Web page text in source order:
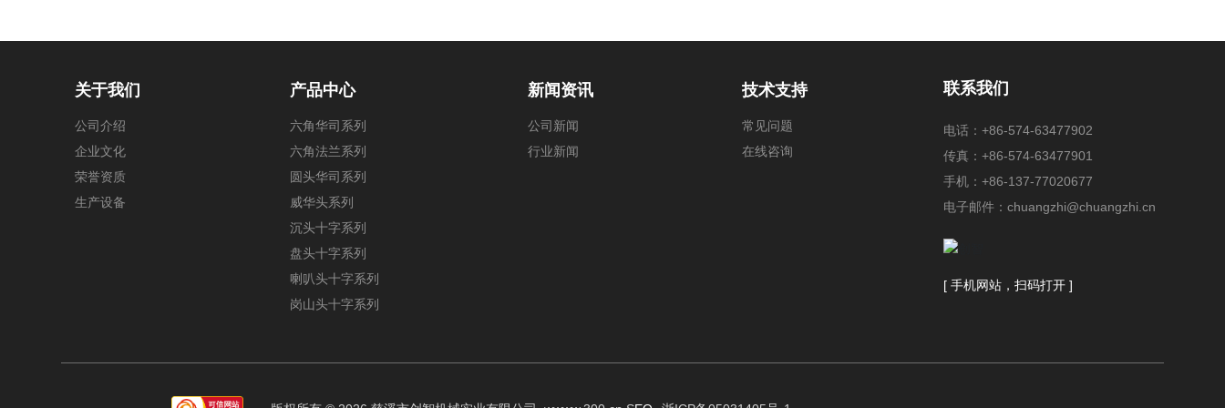
关于我们
公司介绍
企业文化
荣誉资质
生产设备
产品中心
六角华司系列
六角法兰系列
圆头华司系列
威华头系列
沉头十字系列
盘头十字系列
喇叭头十字系列
岗山头十字系列
新闻资讯
公司新闻
行业新闻
技术支持
常见问题
在线咨询
联系我们
电话： +86-574-63477902
传真：+86-574-63477901
手机： +86-137-77020677
电子邮件： chuangzhi@chuangzhi.cn
[ 手机网站，扫码打开 ]